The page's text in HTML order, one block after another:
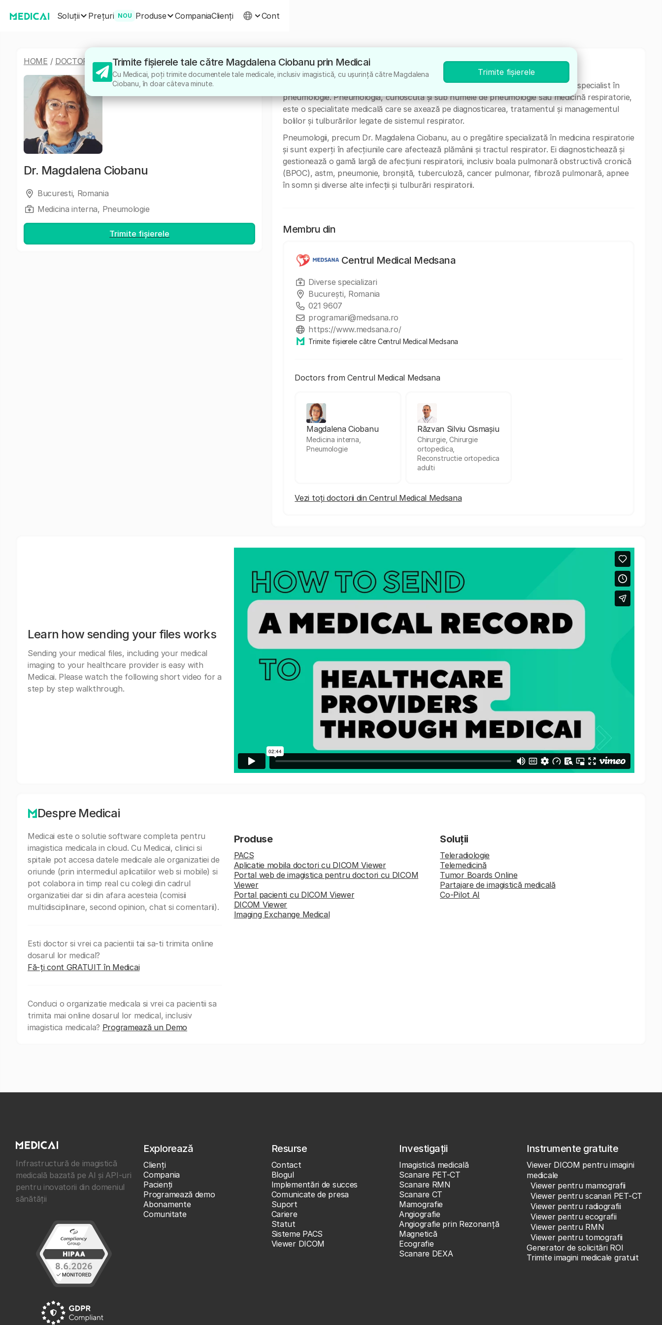
Soluții Prețuri NOU Produse CompaniaClienți Cont
HOME / DOCTORI /MAGDALENA CIOBANU
Dr. Magdalena Ciobanu
Bucuresti, Romania
Medicina interna, Pneumologie
Trimite fișierele
Despre
Medicul Magdalena Ciobanu de la Centrul Medical "Medsana" din București este specialist în
pneumologie. Pneumologia, cunoscută și sub numele de pneumologie sau medicină respiratorie,
este o specialitate medicală care se axează pe diagnosticarea, tratamentul și managementul
bolilor și tulburărilor legate de sistemul respirator.
Pneumologii, precum Dr. Magdalena Ciobanu, au o pregătire specializată în medicina respiratorie
și sunt experți în afecțiunile care afectează plămânii și tractul respirator. Ei diagnostichează și
gestionează o gamă largă de afecțiuni respiratorii, inclusiv boala pulmonară obstructivă cronică
(BPOC), astm, pneumonie, bronșită, tuberculoză, cancer pulmonar, fibroză pulmonară, apnee
în somn și diverse alte infecții și tulburări respiratorii.
Membru din
Centrul Medical Medsana
Diverse specializari
București, Romania
021 9607
programari@medsana.ro
https://www.medsana.ro/
Trimite fișierele către Centrul Medical Medsana
Doctors from Centrul Medical Medsana
Magdalena Ciobanu
Medicina interna,
Pneumologie
Răzvan Silviu Cismașiu
Chirurgie, Chirurgie
ortopedica,
Reconstructie ortopedica
adulti
Vezi toți doctorii din Centrul Medical Medsana
Learn how sending your files works
Sending your medical files, including your medical
imaging to your healthcare provider is easy with
Medicai. Please watch the following short video for a
step by step walkthrough.
Despre Medicai
Medicai este o solutie software completa pentru
imagistica medicala in cloud. Cu Medicai, clinici si
spitale pot accesa datele medicale ale organizatiei de
oriunde (prin intermediul aplicatiilor web si mobile) si
pot colabora in timp real cu colegi din cadrul
organizatiei dar si din afara acesteia (comisii
multidisciplinare, second opinion, chat si comentarii).
Esti doctor si vrei ca pacientii tai sa-ti trimita online
dosarul lor medical?
Fă-ți cont GRATUIT în Medicai
Conduci o organizatie medicala si vrei ca pacientii sa
trimita mai online dosarul lor medical, inclusiv
imagistica medicala? Programează un Demo
Produse
PACS
Aplicatie mobila doctori cu DICOM Viewer
Portal web de imagistica pentru doctori cu DICOM
Viewer
Portal pacienti cu DICOM Viewer
DICOM Viewer
Imaging Exchange Medical
Soluții
Teleradiologie
Telemedicină
Tumor Boards Online
Partajare de imagistică medicală
Co-Pilot AI
Trimite fișierele tale către Magdalena Ciobanu prin Medicai
Cu Medicai, poți trimite documentele tale medicale, inclusiv imagistică, cu ușurință către Magdalena
Ciobanu, în doar câteva minute.
Trimite fișierele
Infrastructură de imagistică
medicală bazată pe AI și API-uri
pentru inovatorii din domeniul
sănătății
Explorează
Clienţi
Compania
Pacienți
Programează demo
Abonamente
Comunitate
Resurse
Contact
Blogul
Implementări de succes
Comunicate de presa
Suport
Cariere
Statut
Sisteme PACS
Viewer DICOM
Investigații
Imagistică medicală
Scanare PET-CT
Scanare RMN
Scanare CT
Mamografie
Angiografie
Angiografie prin Rezonanță
Magnetică
Ecografie
Scanare DEXA
Instrumente gratuite
Viewer DICOM pentru imagini
medicale
Viewer pentru mamografii
Viewer pentru scanari PET-CT
Viewer pentru radiografii
Viewer pentru ecografii
Viewer pentru RMN
Viewer pentru tomografii
Generator de solicitări ROI
Trimite imagini medicale gratuit